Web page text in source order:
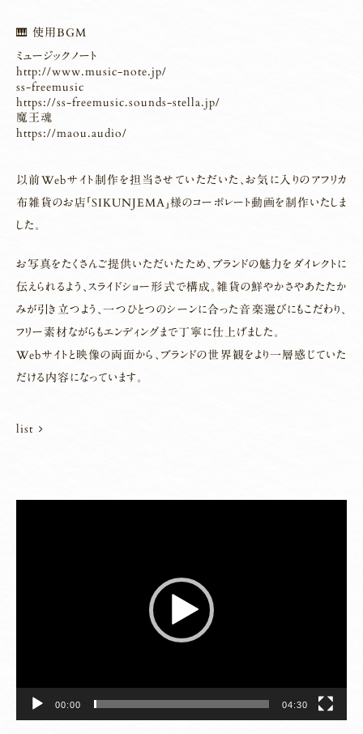
🎹 使用BGM
ミュージックノート
http://www.music-note.jp/
ss-freemusic
https://ss-freemusic.sounds-stella.jp/
魔王魂
https://maou.audio/
以前Webサイト制作を担当させていただいた、お気に入りのアフリカ
布雑貨のお店「SIKUNJEMA」様のコーポレート動画を制作いたしま
した。
お写真をたくさんご提供いただいたため、ブランドの魅力をダイレクトに
伝えられるよう、スライドショー形式で構成。雑貨の鮮やかさやあたたか
みが引き立つよう、一つひとつのシーンに合った音楽選びにもこだわり、
フリー素材ながらもエンディングまで丁寧に仕上げました。
Webサイトと映像の両面から、ブランドの世界観をより一層感じていた
だける内容になっています。
list
00:00 04:30